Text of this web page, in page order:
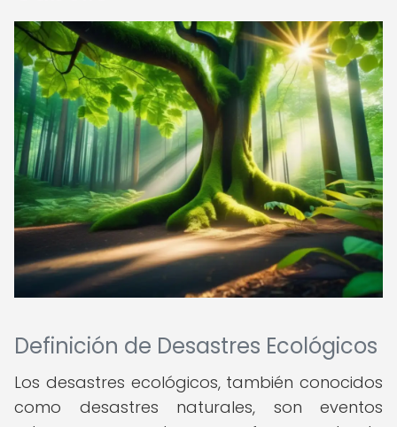
Definición de Desastres Ecológicos
Los desastres ecológicos, también conocidos
como desastres naturales, son eventos